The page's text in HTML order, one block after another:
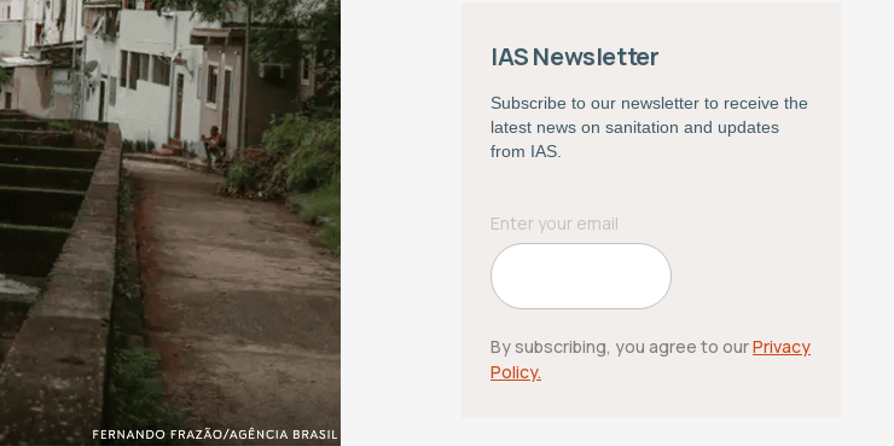
IAS Newsletter
Subscribe to our newsletter to receive the
latest news on sanitation and updates
from IAS.
By subscribing, you agree to ourPrivacy
Policy.